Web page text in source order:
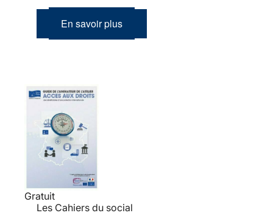
En savoir plus
Gratuit
Les Cahiers du social